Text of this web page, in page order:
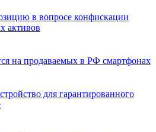
в вопросе конфискации
активов
на продаваемых в РФ смартфонах
для гарантированного